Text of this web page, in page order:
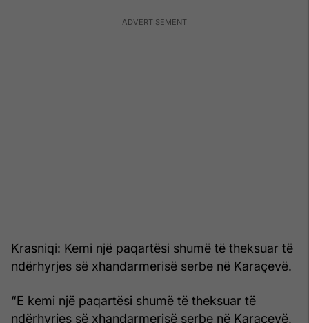
Krasniqi: Kemi një paqartësi shumë të theksuar të
ndërhyrjes së xhandarmerisë serbe në Karaçevë.
“E kemi një paqartësi shumë të theksuar të
ndërhyrjes së xhandarmerisë serbe në Karaçevë.